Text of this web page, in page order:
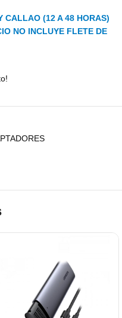
CALLAO (12 A 48 HORAS)
NO INCLUYE FLETE DE